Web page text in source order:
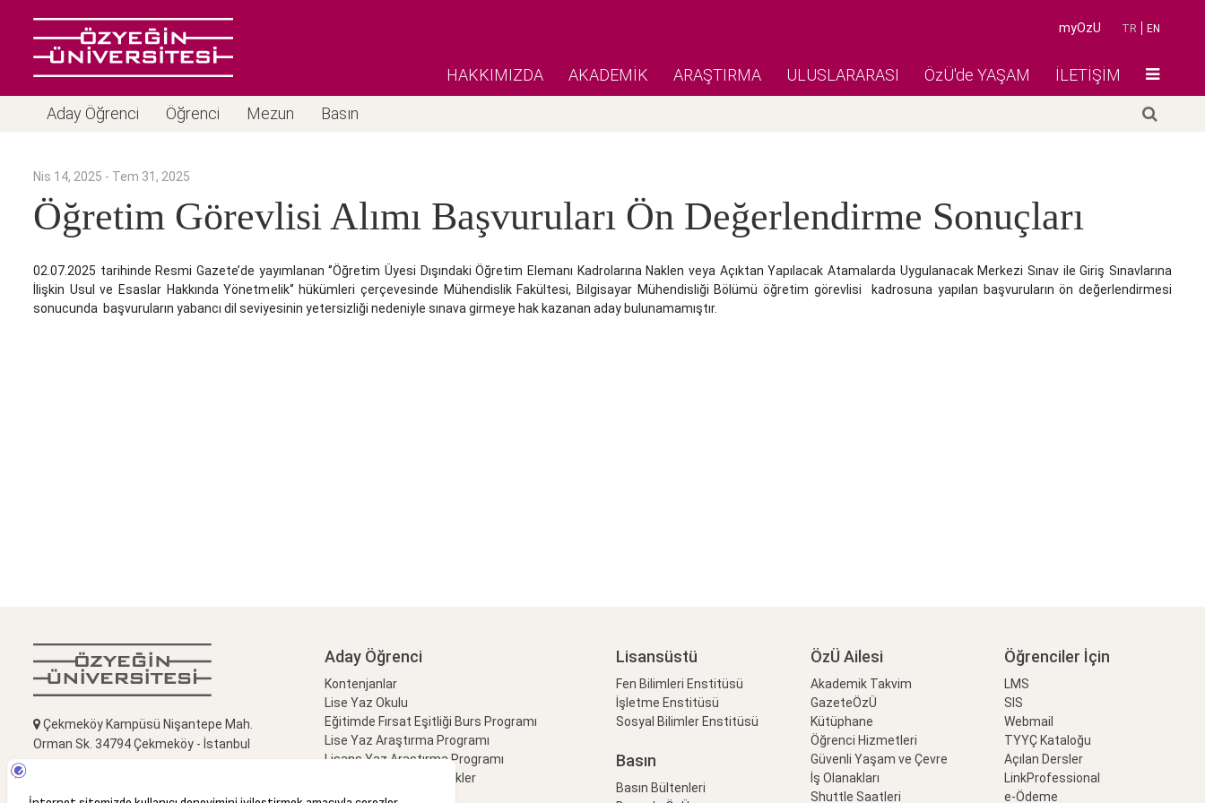
TR EN
myOzU
HAKKIMIZDA AKADEMİK ARAŞTIRMA ULUSLARARASI ÖzÜ'de YAŞAM İLETİŞİM
Aday Öğrenci Öğrenci Mezun Basın
Nis 14, 2025 - Tem 31, 2025
Öğretim Görevlisi Alımı Başvuruları Ön Değerlendirme Sonuçları
02.07.2025 tarihinde Resmi Gazete’de yayımlanan ‘’Öğretim Üyesi Dışındaki Öğretim Elemanı Kadrolarına Naklen veya Açıktan Yapılacak Atamalarda Uygulanacak Merkezi Sınav ile Giriş Sınavlarına
İlişkin Usul ve Esaslar Hakkında Yönetmelik‘’ hükümleri çerçevesinde Mühendislik Fakültesi, Bilgisayar Mühendisliği Bölümü öğretim görevlisi kadrosuna yapılan başvuruların ön değerlendirmesi
sonucunda başvuruların yabancı dil seviyesinin yetersizliği nedeniyle sınava girmeye hak kazanan aday bulunamamıştır.
Çekmeköy Kampüsü Nişantepe Mah.
Orman Sk. 34794 Çekmeköy - İstanbul
Aday Öğrenci
Kontenjanlar
Lise Yaz Okulu
Eğitimde Fırsat Eşitliği Burs Programı
Lise Yaz Araştırma Programı
Lisans Yaz Araştırma Programı
Liseliler için Özel Etkinlikler
Kampüs Ziyareti
Lisansüstü
Fen Bilimleri Enstitüsü
İşletme Enstitüsü
Sosyal Bilimler Enstitüsü
Basın
Basın Bültenleri
ÖzÜ Ailesi
Akademik Takvim
GazeteÖzÜ
Kütüphane
Öğrenci Hizmetleri
Güvenli Yaşam ve Çevre
İş Olanakları
Shuttle Saatleri
Öğrenciler İçin
LMS
SIS
Webmail
TYYÇ Kataloğu
Açılan Dersler
LinkProfessional
e-Ödeme